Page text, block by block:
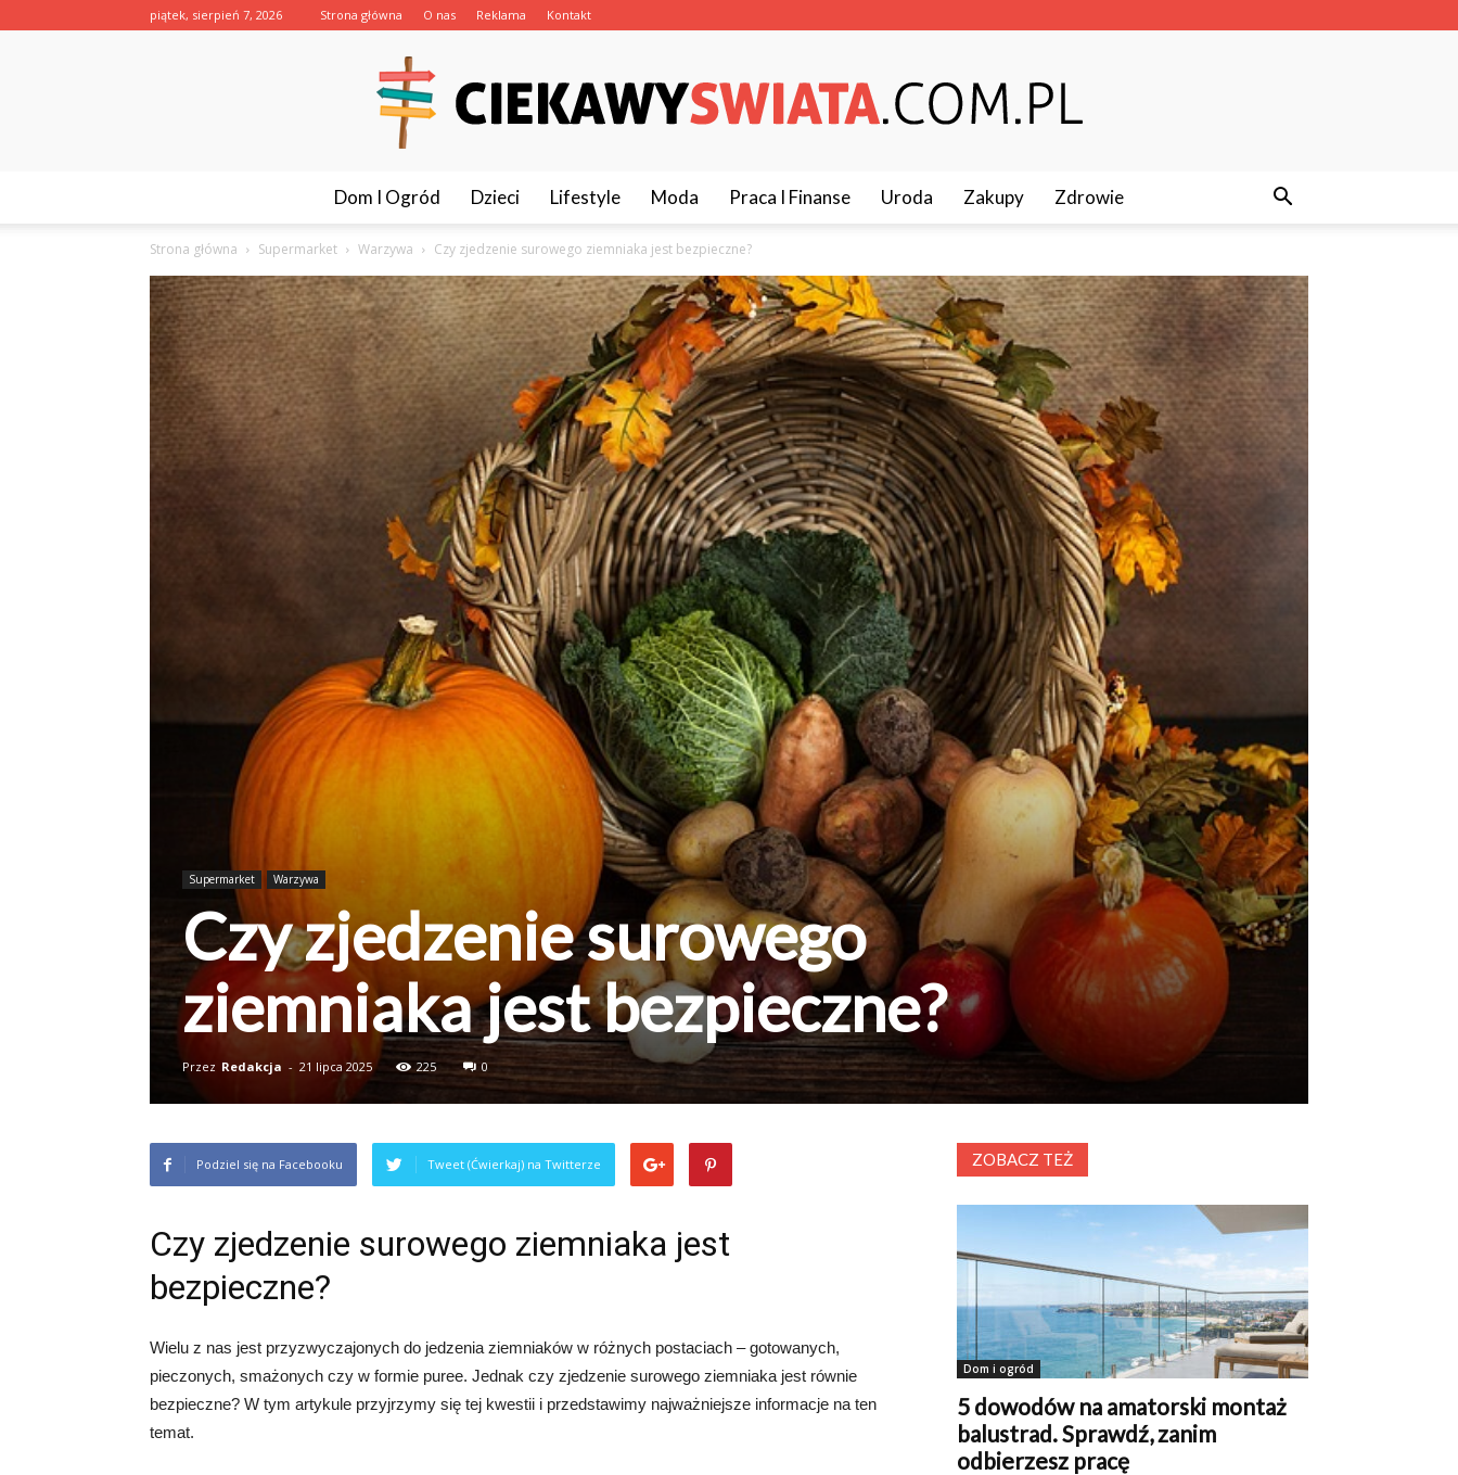
piątek, sierpień 7, 2026 Strona główna O nas Reklama Kontakt
Dom I Ogród Dzieci Lifestyle Moda Praca I Finanse Uroda Zakupy Zdrowie
Strona główna Supermarket Warzywa Czy zjedzenie surowego ziemniaka jest bezpieczne?
Supermarket Warzywa
Czy zjedzenie surowego
ziemniaka jest bezpieczne?
Przez Redakcja - 21 lipca 2025 225 0
Podziel się na Facebooku Tweet (Ćwierkaj) na Twitterze
Czy zjedzenie surowego ziemniaka jest
bezpieczne?
Wielu z nas jest przyzwyczajonych do jedzenia ziemniaków w różnych postaciach – gotowanych,
pieczonych, smażonych czy w formie puree. Jednak czy zjedzenie surowego ziemniaka jest równie
bezpieczne? W tym artykule przyjrzymy się tej kwestii i przedstawimy najważniejsze informacje na ten
temat.
ZOBACZ TEŻ
Dom i ogród
5 dowodów na amatorski montaż
balustrad. Sprawdź, zanim
odbierzesz pracę